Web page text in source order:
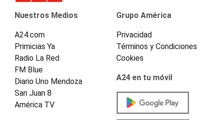
Nuestros Medios
A24.com
Primicias Ya
Radio La Red
FM Blue
Diario Uno Mendoza
San Juan 8
América TV
Grupo América
Privacidad
Términos y Condiciones
Cookies
A24 en tu móvil